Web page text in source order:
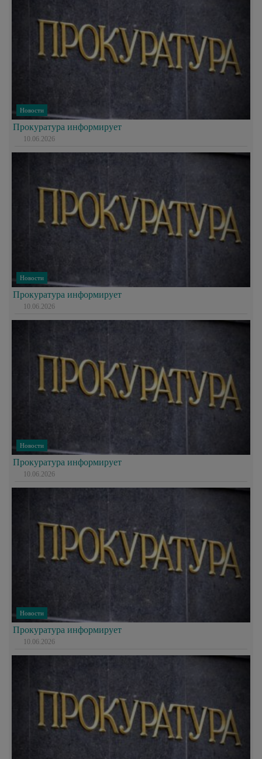
Новости
Прокуратура информирует
10.06.2026
Новости
Прокуратура информирует
10.06.2026
Новости
Прокуратура информирует
10.06.2026
Новости
Прокуратура информирует
10.06.2026